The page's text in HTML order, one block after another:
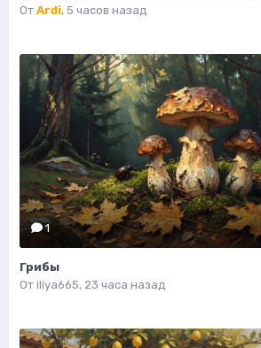
От Ardi, 5 часов назад
1
Грибы
От iliya665, 23 часа назад